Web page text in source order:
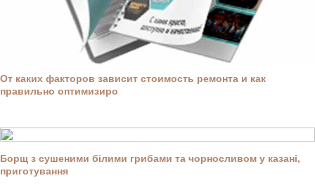
От каких факторов зависит стоимость ремонта и как
правильно оптимизиро
Борщ з сушеними білими грибами та чорносливом у казані,
приготування